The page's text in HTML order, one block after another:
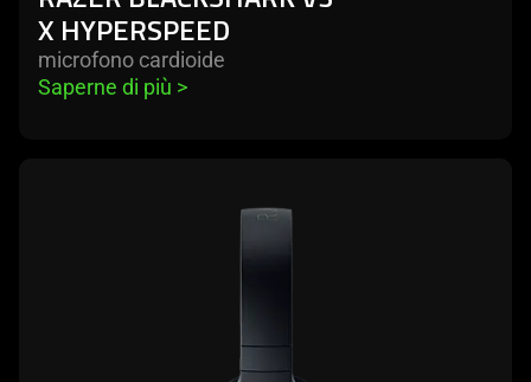
X HYPERSPEED
microfono cardioide
Saperne di più >